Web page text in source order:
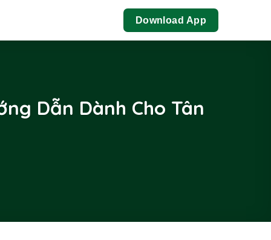
Download App
Dẫn Dành Cho Tân